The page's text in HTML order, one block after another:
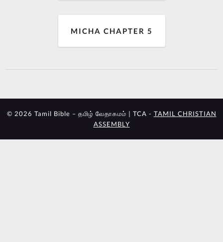
MICHA CHAPTER 5
© 2026 Tamil Bible – தமிழ் வேதாகமம் | TCA - TAMIL CHRISTIAN
ASSEMBLY